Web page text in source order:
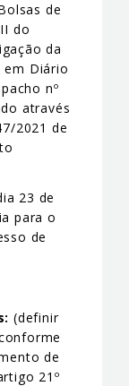
de
do
da
em Diário
nº
através
2021 de
23 de
para o
de
(definir
de
21º